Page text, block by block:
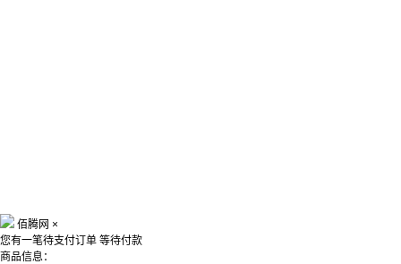
佰腾网 ×
您有一笔待支付订单 等待付款
商品信息：